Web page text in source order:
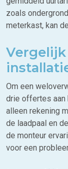
zoals
meterkast, kan
Om een
drie offertes aan
alleen rekening
de laadpaal en
de monteur
voor een